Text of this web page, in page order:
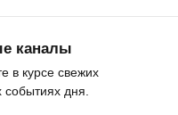
каналы
в курсе свежих
дня.